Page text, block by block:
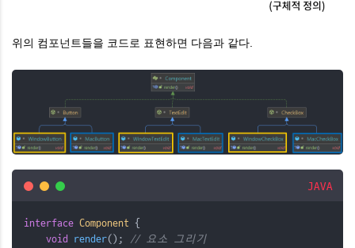
위의 컴포넌트들을 코드로 표현하면 다음과 같다.
JAVA
interface Component {
void render();
// 요소 그리기